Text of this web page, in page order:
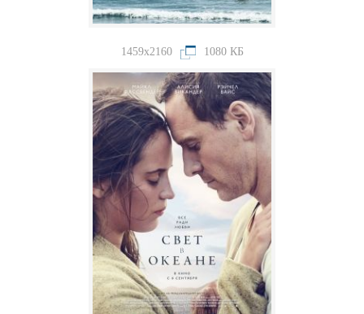
1459x2160 1080 КБ